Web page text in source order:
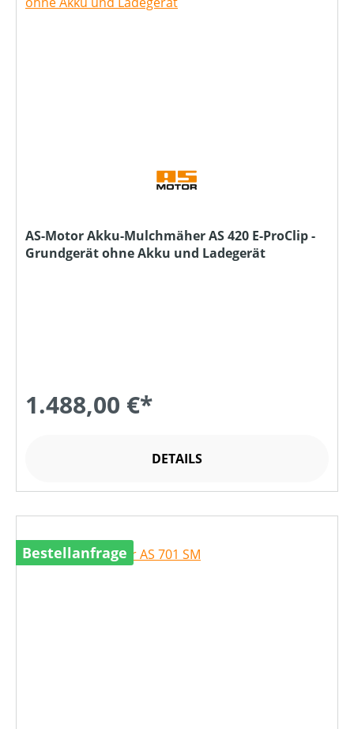
AS-Motor Akku-Mulchmäher AS 420 E-ProClip -
Grundgerät ohne Akku und Ladegerät
1.488,00 €*
DETAILS
Bestellanfrage